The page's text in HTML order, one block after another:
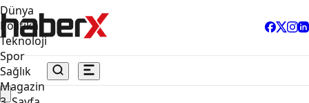
Dünya
Politika
Teknoloji
Spor
Sağlık
Magazin